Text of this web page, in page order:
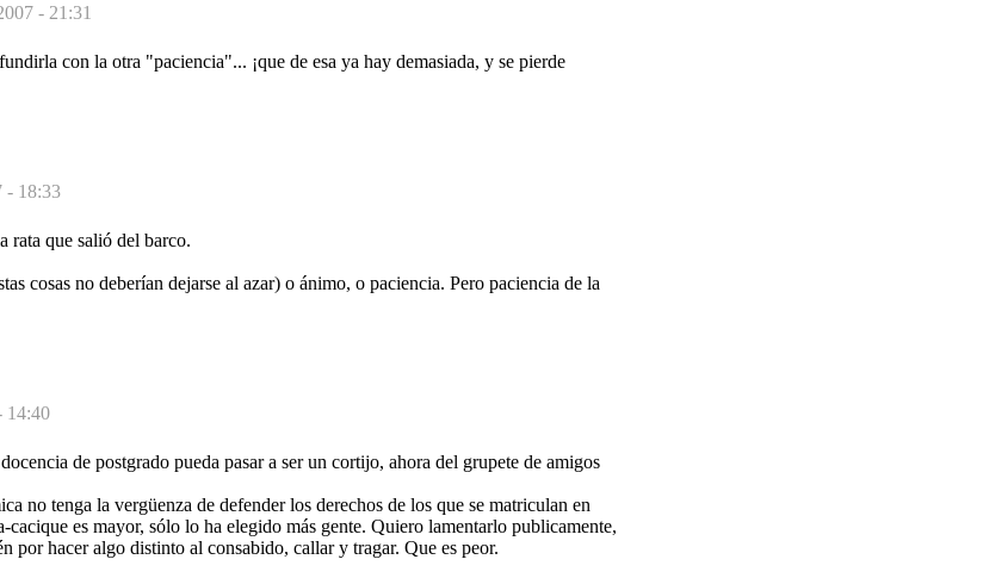
- 21:31
con la otra "paciencia"... ¡que de esa ya hay demasiada, y se pierde
- 18:33
rata que salió del barco.
cosas no deberían dejarse al azar) o ánimo, o paciencia. Pero paciencia de la
14:40
de postgrado pueda pasar a ser un cortijo, ahora del grupete de amigos
no tenga la vergüenza de defender los derechos de los que se matriculan en
cacique es mayor, sólo lo ha elegido más gente. Quiero lamentarlo publicamente,
por hacer algo distinto al consabido, callar y tragar. Que es peor.